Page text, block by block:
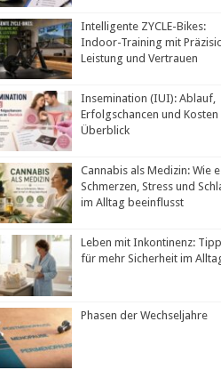
Intelligente ZYCLE-Bikes:
Indoor-Training mit
Leistung und Vertrauen
Insemination (IUI): Ablauf,
Erfolgschancen und Kosten
Überblick
Cannabis als Medizin: Wie
Schmerzen, Stress und
im Alltag beeinflusst
Leben mit Inkontinenz:
für mehr Sicherheit im
Phasen der Wechseljahre